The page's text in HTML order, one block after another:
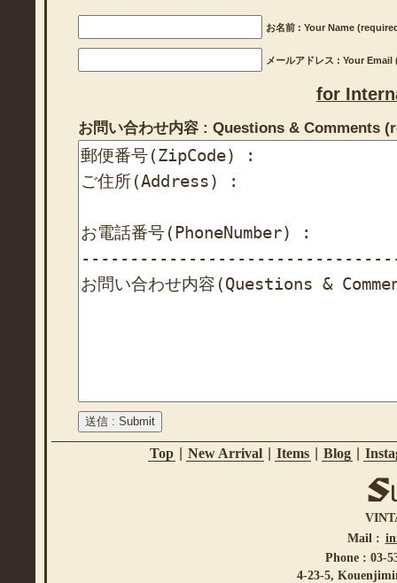
お名前 : Your Name
メールアドレス : Your
for
お問い合わせ内容 : Questions & Comments
Top New Arrival Items Blog
Mail :
Phone : 03-
4-23-5,